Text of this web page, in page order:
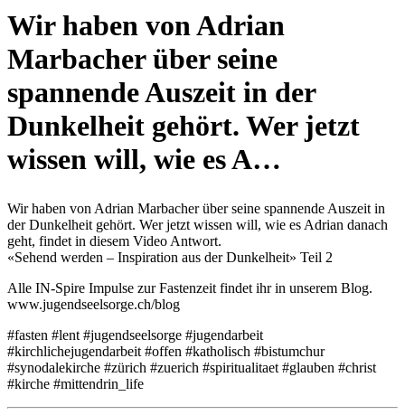
Wir haben von Adrian
Marbacher über seine
spannende Auszeit in der
Dunkelheit gehört. Wer jetzt
wissen will, wie es A…
Wir haben von Adrian Marbacher über seine spannende Auszeit in
der Dunkelheit gehört. Wer jetzt wissen will, wie es Adrian danach
geht, findet in diesem Video Antwort.
«Sehend werden – Inspiration aus der Dunkelheit» Teil 2
Alle IN-Spire Impulse zur Fastenzeit findet ihr in unserem Blog.
www.jugendseelsorge.ch/blog
#fasten #lent #jugendseelsorge #jugendarbeit
#kirchlichejugendarbeit #offen #katholisch #bistumchur
#synodalekirche #zürich #zuerich #spiritualitaet #glauben #christ
#kirche #mittendrin_life